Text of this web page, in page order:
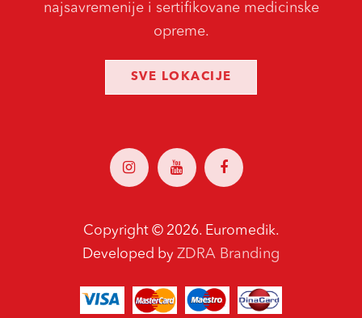
najsavremenije i sertifikovane medicinske
opreme.
SVE LOKACIJE
Copyright © 2026. Euromedik.
Developed by ZDRA Branding